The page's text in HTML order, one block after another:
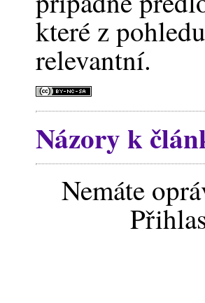
které z
relevantní.
Názory k
Nemáte